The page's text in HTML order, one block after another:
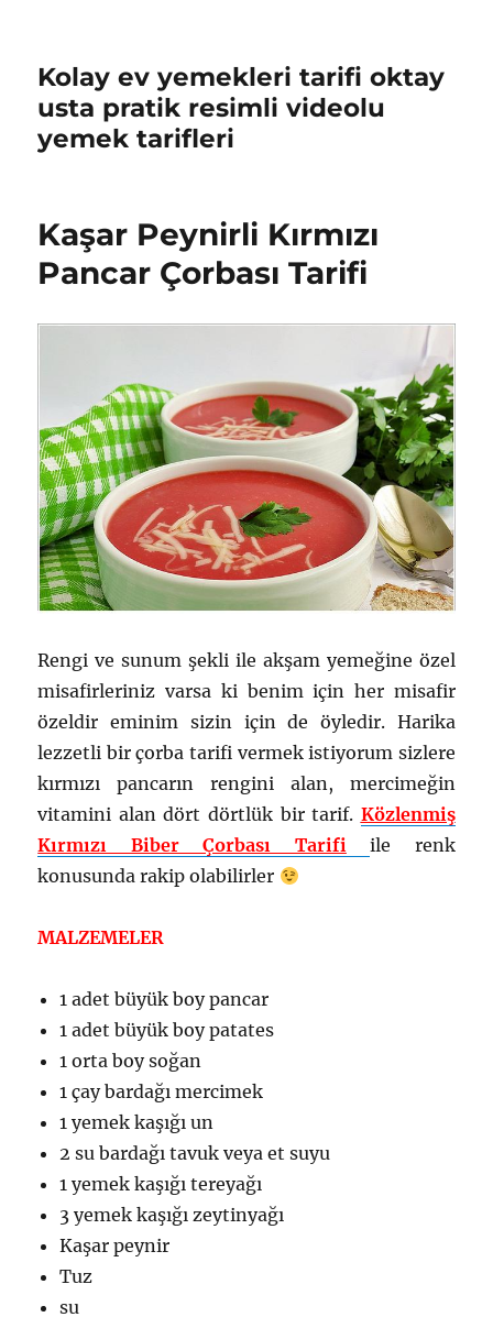
Kolay ev yemekleri tarifi oktay
usta pratik resimli videolu
yemek tarifleri
Kaşar Peynirli Kırmızı
Pancar Çorbası Tarifi
Rengi ve sunum şekli ile akşam yemeğine özel
misafirleriniz varsa ki benim için her misafir
özeldir eminim sizin için de öyledir. Harika
lezzetli bir çorba tarifi vermek istiyorum sizlere
kırmızı pancarın rengini alan, mercimeğin
vitamini alan dört dörtlük bir tarif. Közlenmiş
Kırmızı Biber Çorbası Tarifi
ile renk
konusunda rakip olabilirler
MALZEMELER
1 adet büyük boy pancar
1 adet büyük boy patates
1 orta boy soğan
1 çay bardağı mercimek
1 yemek kaşığı un
2 su bardağı tavuk veya et suyu
1 yemek kaşığı tereyağı
3 yemek kaşığı zeytinyağı
Kaşar peynir
Tuz
su